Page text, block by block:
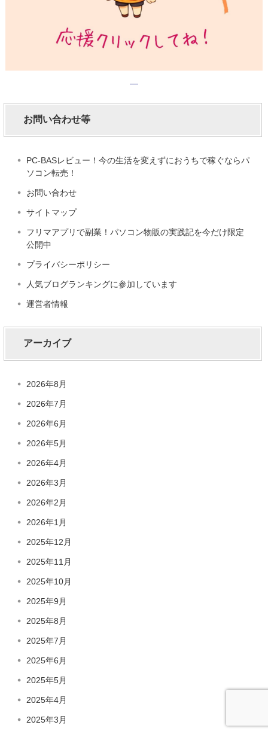
お問い合わせ等
PC-BASレビュー！今の生活を変えずにおうちで稼ぐならパ
ソコン転売！
お問い合わせ
サイトマップ
フリマアプリで副業！パソコン物販の実践記を今だけ限定
公開中
プライバシーポリシー
人気ブログランキングに参加しています
運営者情報
アーカイブ
2026年8月
2026年7月
2026年6月
2026年5月
2026年4月
2026年3月
2026年2月
2026年1月
2025年12月
2025年11月
2025年10月
2025年9月
2025年8月
2025年7月
2025年6月
2025年5月
2025年4月
2025年3月